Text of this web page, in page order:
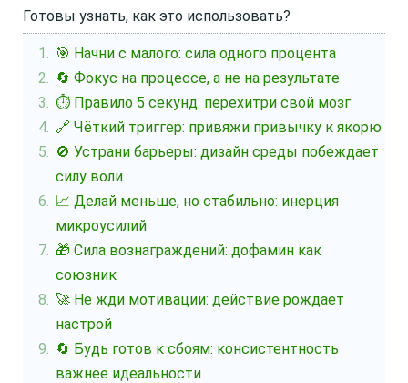
Готовы узнать, как это использовать?
🎯 Начни с малого: сила одного процента
🔄 Фокус на процессе, а не на результате
⏱️ Правило 5 секунд: перехитри свой мозг
🔗 Чёткий триггер: привяжи привычку к якорю
🚫 Устрани барьеры: дизайн среды побеждает
силу воли
📈 Делай меньше, но стабильно: инерция
микроусилий
🎁 Сила вознаграждений: дофамин как
союзник
🚀 Не жди мотивации: действие рождает
настрой
🔄 Будь готов к сбоям: консистентность
важнее идеальности